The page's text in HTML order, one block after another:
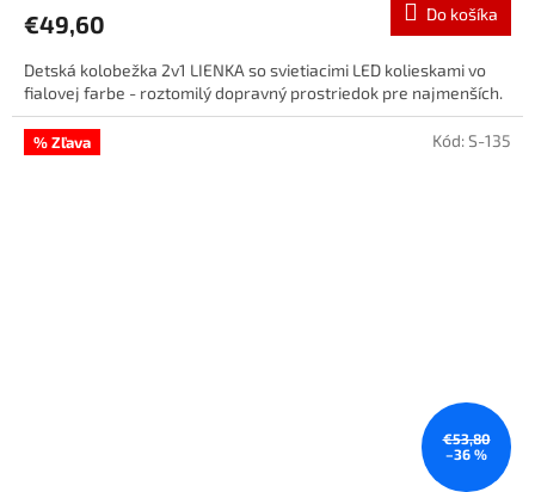
€49,60 Do košíka
Detská kolobežka 2v1 LIENKA so svietiacimi LED kolieskami vo
fialovej farbe - roztomilý dopravný prostriedok pre najmenších.
% Zľava
€53,80
–36 %
Kód:S-135